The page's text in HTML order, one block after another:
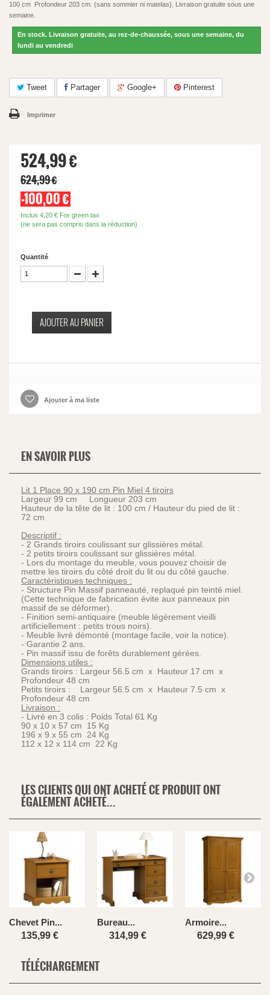
100 cm Profondeur 203 cm. (sans sommier ni matelas). Livraison gratuite sous une
semaine.
En stock. Livraison gratuite, au rez-de-chaussée, sous une semaine, du
lundi au vendredi
Tweet Partager Google+ Pinterest
Imprimer
524,99 €
624,99 €
-100,00 €
Inclus 4,20 € For green tax
(ne sera pas compris dans la réduction)
Quantité
AJOUTER AU PANIER
Ajouter à ma liste
EN SAVOIR PLUS
Lit 1 Place 90 x 190 cm Pin Miel 4 tiroirs
Largeur 99 cm Longueur 203 cm
Hauteur de la tête de lit : 100 cm / Hauteur du pied de lit :
72 cm
Descriptif :
- 2 Grands tiroirs coulissant sur glissières métal.
- 2 petits tiroirs coulissant sur glissières métal.
- Lors du montage du meuble, vous pouvez choisir de
mettre les tiroirs du côté droit du lit ou du côté gauche.
Caractéristiques techniques :
- Structure Pin Massif panneauté, replaqué pin teinté miel.
(Cette technique de fabrication évite aux panneaux pin
massif de se déformer).
- Finition semi-antiquaire (meuble légèrement vieilli
artificiellement : petits trous noirs).
- Meuble livré démonté (montage facile, voir la notice).
- Garantie 2 ans.
- Pin massif issu de forêts durablement gérées.
Dimensions utiles :
Grands tiroirs : Largeur 56.5 cm x Hauteur 17 cm x
Profondeur 48 cm
Petits tiroirs : Largeur 56.5 cm x Hauteur 7.5 cm x
Profondeur 48 cm
Livraison :
- Livré en 3 colis : Poids Total 61 Kg
90 x 10 x 57 cm 15 Kg
196 x 9 x 55 cm 24 Kg
112 x 12 x 114 cm 22 Kg
LES CLIENTS QUI ONT ACHETÉ CE PRODUIT ONT
ÉGALEMENT ACHETÉ...
Chevet Pin...
135,99 €
Bureau...
314,99 €
Armoire...
629,99 €
TÉLÉCHARGEMENT